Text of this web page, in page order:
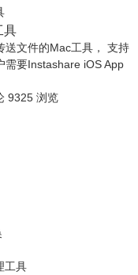
具
送文件的Mac工具， 支持
需要Instashare iOS App
9325 浏览
工具